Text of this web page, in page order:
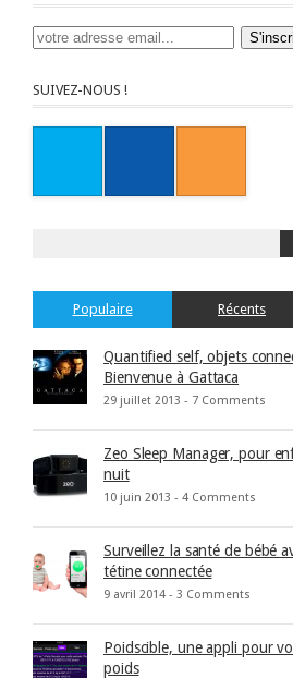
SUIVEZ-NOUS !
Populaire Récents
Quantified self, objets
Bienvenue à Gattaca
29 juillet 2013 - 7 Comments
Zeo Sleep Manager, pour
nuit
10 juin 2013 - 4 Comments
Surveillez la santé de bébé
tétine connectée
9 avril 2014 - 3 Comments
Poidscible, une appli pour
poids